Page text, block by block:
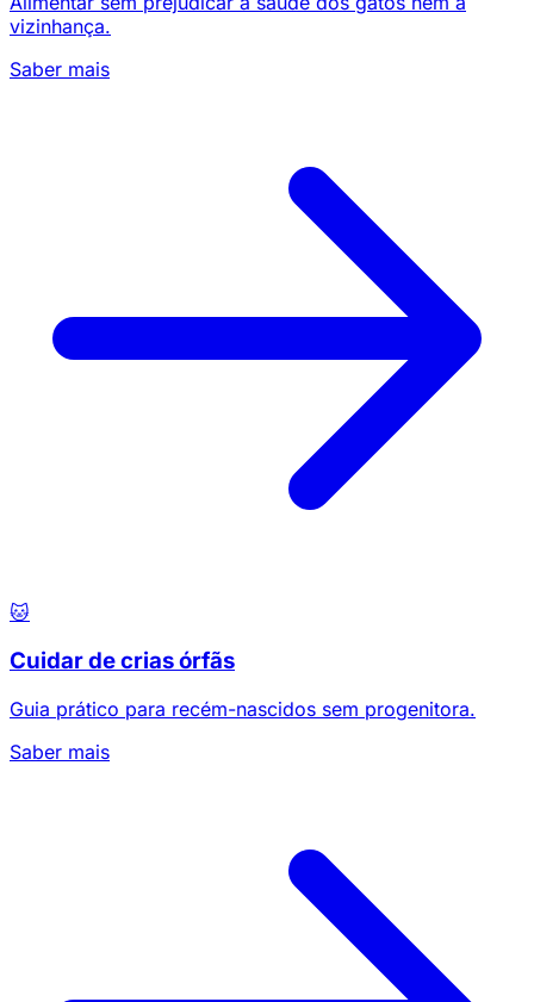
vizinhança.
Saber mais
🐱
Cuidar de crias órfãs
Guia prático para recém-nascidos sem progenitora.
Saber mais